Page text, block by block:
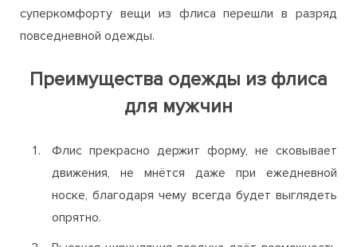
суперкомфорту вещи из флиса перешли в разряд
повседневной одежды.
Преимущества одежды из флиса
для мужчин
Флис прекрасно держит форму, не сковывает
движения, не мнётся даже при ежедневной
носке, благодаря чему всегда будет выглядеть
опрятно.